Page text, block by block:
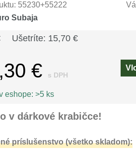
55230+55222
Subaja
Ušetríte: 15,70 €
€ s DPH
eshope: >5 ks
v dárkové krabičce!
príslušenstvo (všetko skladom):